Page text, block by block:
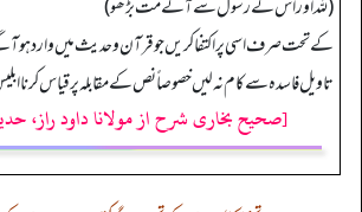
(للہ اور اس کے رسول سے آگے مت بڑھو)
کے تحت صرف اسی پر اکتفا کریں جو قرآن وحدیث میں وارد
تاویل فاسدہ سے کام نہ لیں خصوصاً نص کے مقابلہ پر قیاس کرنا
[صحیح بخاری شرح از مولانا داود راز،